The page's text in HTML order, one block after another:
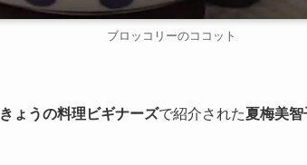
ブロッコリーのココット
きょうの料理ビギナーズで紹介された夏梅美智